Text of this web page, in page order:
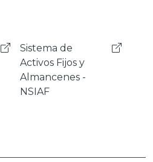
Mensajeria
Instantanea
Rocket.Chat